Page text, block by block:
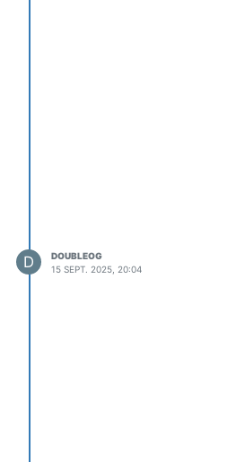
D
DOUBLEOG
15 SEPT. 2025, 20:04